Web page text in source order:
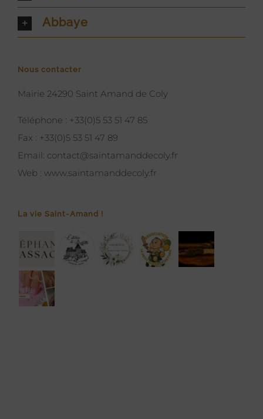
Abbaye
Nous contacter
Mairie 24290 Saint Amand de Coly
Téléphone : +33(0)5 53 51 47 85
Fax : +33(0)5 53 51 47 89
Email: contact@saintamanddecoly.fr
Web : www.saintamanddecoly.fr
La vie Saint-Amand !